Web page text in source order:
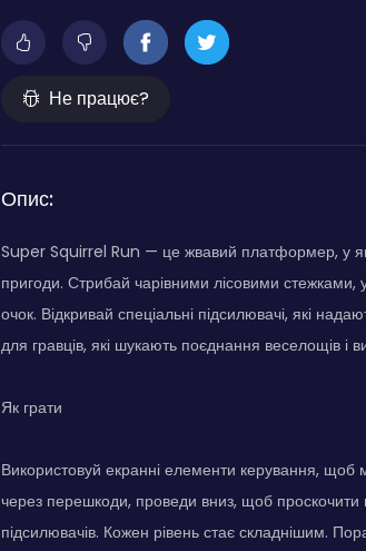
Не працює?
Опис:
Super Squirrel Run — це жвавий платформер, у
пригоди. Стрибай чарівними лісовими
очок. Відкривай спеціальні підсилювачі, які
для гравців, які шукають поєднання веселощів і
Як грати
Використовуй екранні елементи керування,
через перешкоди, проведи вниз, щоб
підсилювачів. Кожен рівень стає складнішим.